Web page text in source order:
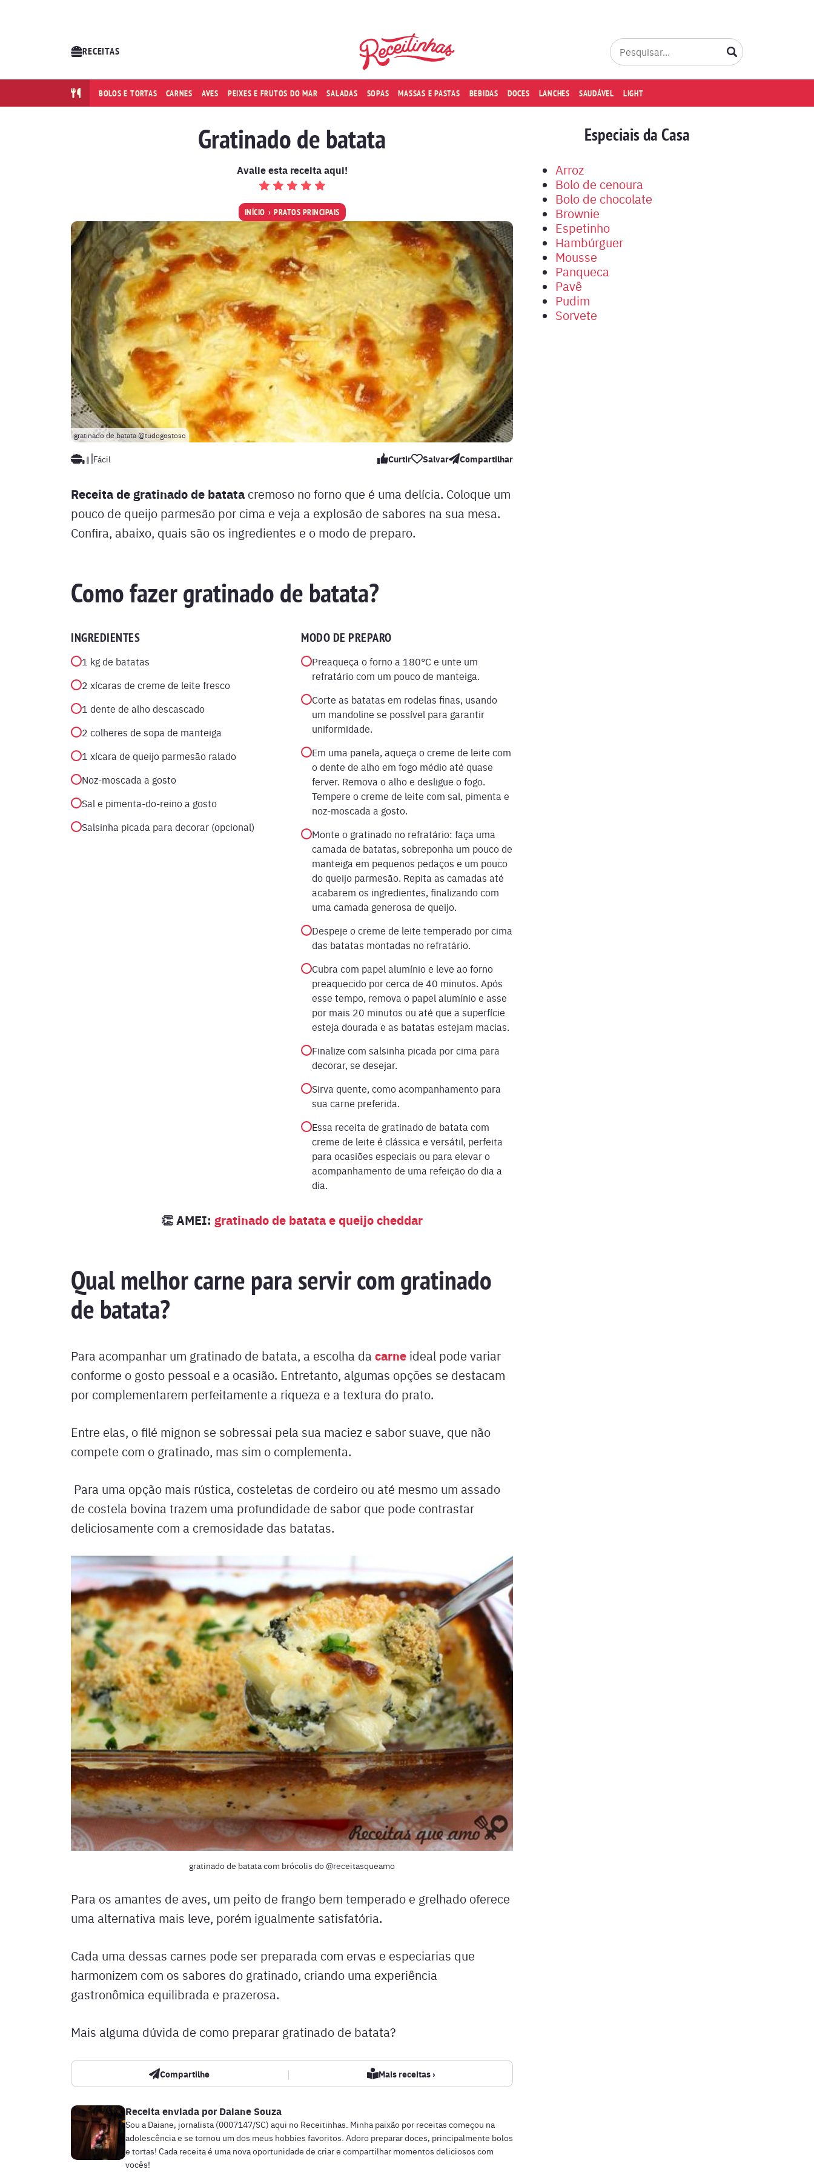
RECEITAS
BOLOS E TORTAS CARNES AVES PEIXES E FRUTOS DO MAR SALADAS SOPAS MASSAS E PASTAS BEBIDAS DOCES LANCHES SAUDÁVEL LIGHT
Gratinado de batata
Avalie esta receita aqui!
INÍCIO PRATOS PRINCIPAIS
gratinado de batata @tudogostoso
Fácil Curtir Salvar Compartilhar
Receita de gratinado de batata cremoso no forno que é uma delícia. Coloque um
pouco de queijo parmesão por cima e veja a explosão de sabores na sua mesa.
Confira, abaixo, quais são os ingredientes e o modo de preparo.
Como fazer gratinado de batata?
INGREDIENTES
1 kg de batatas
2 xícaras de creme de leite fresco
1 dente de alho descascado
2 colheres de sopa de manteiga
1 xícara de queijo parmesão ralado
Noz-moscada a gosto
Sal e pimenta-do-reino a gosto
Salsinha picada para decorar (opcional)
MODO DE PREPARO
Preaqueça o forno a 180°C e unte um
refratário com um pouco de manteiga.
Corte as batatas em rodelas finas, usando
um mandoline se possível para garantir
uniformidade.
Em uma panela, aqueça o creme de leite com
o dente de alho em fogo médio até quase
ferver. Remova o alho e desligue o fogo.
Tempere o creme de leite com sal, pimenta e
noz-moscada a gosto.
Monte o gratinado no refratário: faça uma
camada de batatas, sobreponha um pouco de
manteiga em pequenos pedaços e um pouco
do queijo parmesão. Repita as camadas até
acabarem os ingredientes, finalizando com
uma camada generosa de queijo.
Despeje o creme de leite temperado por cima
das batatas montadas no refratário.
Cubra com papel alumínio e leve ao forno
preaquecido por cerca de 40 minutos. Após
esse tempo, remova o papel alumínio e asse
por mais 20 minutos ou até que a superfície
esteja dourada e as batatas estejam macias.
Finalize com salsinha picada por cima para
decorar, se desejar.
Sirva quente, como acompanhamento para
sua carne preferida.
Essa receita de gratinado de batata com
creme de leite é clássica e versátil, perfeita
para ocasiões especiais ou para elevar o
acompanhamento de uma refeição do dia a
dia.
👏 AMEI: gratinado de batata e queijo cheddar
Qual melhor carne para servir com gratinado
de batata?
Para acompanhar um gratinado de batata, a escolha da carne ideal pode variar
conforme o gosto pessoal e a ocasião. Entretanto, algumas opções se destacam
por complementarem perfeitamente a riqueza e a textura do prato.
Entre elas, o filé mignon se sobressai pela sua maciez e sabor suave, que não
compete com o gratinado, mas sim o complementa.
Para uma opção mais rústica, costeletas de cordeiro ou até mesmo um assado
de costela bovina trazem uma profundidade de sabor que pode contrastar
deliciosamente com a cremosidade das batatas.
gratinado de batata com brócolis do @receitasqueamo
Para os amantes de aves, um peito de frango bem temperado e grelhado oferece
uma alternativa mais leve, porém igualmente satisfatória.
Cada uma dessas carnes pode ser preparada com ervas e especiarias que
harmonizem com os sabores do gratinado, criando uma experiência
gastronômica equilibrada e prazerosa.
Mais alguma dúvida de como preparar gratinado de batata?
Compartilhe | Mais receitas ›
Receita enviada porDaiane Souza
Sou a Daiane, jornalista (0007147/SC) aqui no Receitinhas. Minha paixão por receitas começou na
adolescência e se tornou um dos meus hobbies favoritos. Adoro preparar doces, principalmente bolos
e tortas! Cada receita é uma nova oportunidade de criar e compartilhar momentos deliciosos com
vocês!
Especiais da Casa
Arroz
Bolo de cenoura
Bolo de chocolate
Brownie
Espetinho
Hambúrguer
Mousse
Panqueca
Pavê
Pudim
Sorvete